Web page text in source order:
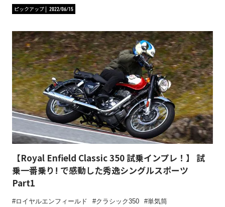
ピックアップ
2022/06/15
【Royal Enfield Classic 350 試乗インプレ！】 試
乗一番乗り! で感動した秀逸シングルスポーツ
Part1
ロイヤルエンフィールド クラシック350
単気筒